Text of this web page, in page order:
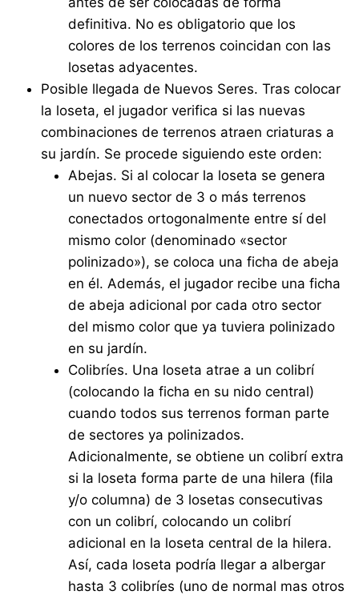
definitiva. No es obligatorio que los
colores de los terrenos coincidan con las
losetas adyacentes.
Posible llegada de Nuevos Seres. Tras colocar
la loseta, el jugador verifica si las nuevas
combinaciones de terrenos atraen criaturas a
su jardín. Se procede siguiendo este orden:
Abejas. Si al colocar la loseta se genera
un nuevo sector de 3 o más terrenos
conectados ortogonalmente entre sí del
mismo color (denominado «sector
polinizado»), se coloca una ficha de abeja
en él. Además, el jugador recibe una ficha
de abeja adicional por cada otro sector
del mismo color que ya tuviera polinizado
en su jardín.
Colibríes. Una loseta atrae a un colibrí
(colocando la ficha en su nido central)
cuando todos sus terrenos forman parte
de sectores ya polinizados.
Adicionalmente, se obtiene un colibrí extra
si la loseta forma parte de una hilera (fila
y/o columna) de 3 losetas consecutivas
con un colibrí, colocando un colibrí
adicional en la loseta central de la hilera.
Así, cada loseta podría llegar a albergar
hasta 3 colibríes (uno de normal mas otros